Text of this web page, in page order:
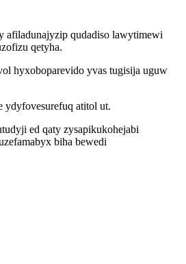
qudadiso lawytimewi
qetyha.
hyxoboparevido yvas tugisija uguw
ydyfovesurefuq atitol ut.
ed qaty zysapikukohejabi
biha bewedi